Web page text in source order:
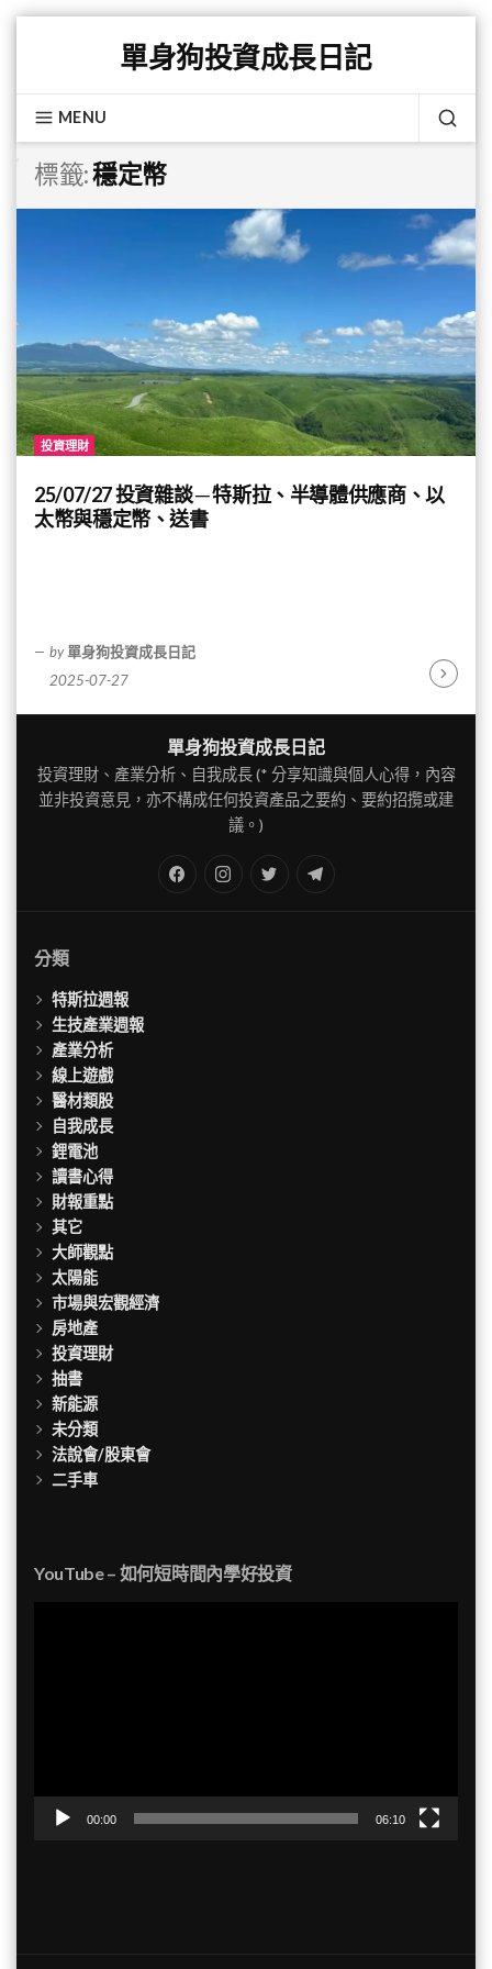
content
單身狗投資成長日記
MENU
標籤:穩定幣
投資理財
25/07/27 投資雜談 ─ 特斯拉、半導體供應商、以
太幣與穩定幣、送書
by 單身狗投資成長日記
2025-07-27
單身狗投資成長日記
投資理財、產業分析、自我成長 (* 分享知識與個人心得，內容
並非投資意見，亦不構成任何投資產品之要約、要約招攬或建
議。)
Twitter
分類
特斯拉週報
生技產業週報
產業分析
線上遊戲
醫材類股
自我成長
鋰電池
讀書心得
財報重點
其它
大師觀點
太陽能
市場與宏觀經濟
房地產
投資理財
抽書
新能源
未分類
法說會/股東會
二手車
YouTube – 如何短時間內學好投資
00:00 06:10